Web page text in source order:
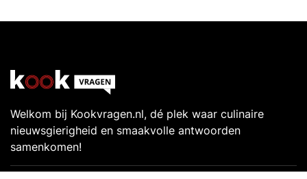
Welkom bij Kookvragen.nl, dé plek waar culinaire
nieuwsgierigheid en smaakvolle antwoorden
samenkomen!